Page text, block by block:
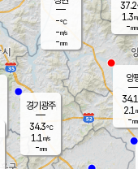
경기광주
34.3℃
1.1 m/s
-mm
37.2
1.3
-mm
-℃
-m/s
-mm
양
34.1
2.1
-mm